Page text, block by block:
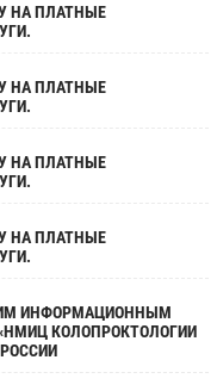
НА ПЛАТНЫЕ
НА ПЛАТНЫЕ
НА ПЛАТНЫЕ
НА ПЛАТНЫЕ
ИНФОРМАЦИОННЫМ
КОЛОПРОКТОЛОГИИ